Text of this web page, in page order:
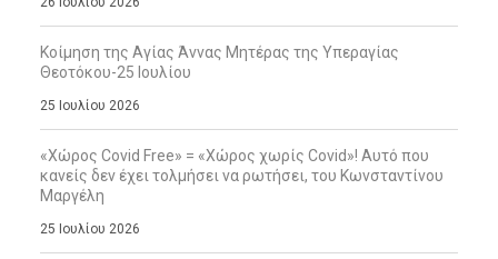
Κοίμηση της Αγίας Άννας Μητέρας της Υπεραγίας
Θεοτόκου-25 Ιουλίου
25 Ιουλίου 2026
«Χώρος Covid Free» = «Χώρος χωρίς Covid»! Αυτό που
κανείς δεν έχει τολμήσει να ρωτήσει, του Κωνσταντίνου
Μαργέλη
25 Ιουλίου 2026